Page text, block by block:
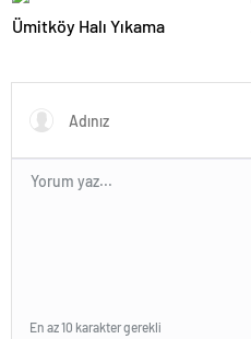
Ümitköy Halı Yıkama
En az 10 karakter gerekli